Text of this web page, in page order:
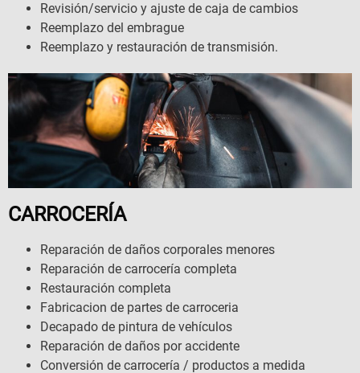
Revisión/servicio y ajuste de caja de cambios
Reemplazo del embrague
Reemplazo y restauración de transmisión.
CARROCERÍA
Reparación de daños corporales menores
Reparación de carrocería completa
Restauración completa
Fabricacion de partes de carroceria
Decapado de pintura de vehículos
Reparación de daños por accidente
Conversión de carrocería / productos a medida